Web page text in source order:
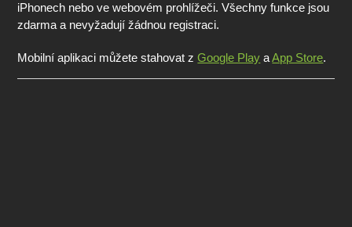
iPhonech nebo ve webovém prohlížeči. Všechny funkce jsou
zdarma a nevyžadují žádnou registraci.
Mobilní aplikaci můžete stahovat zGoogle Play aApp Store.